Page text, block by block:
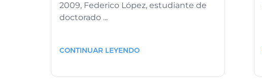
2009, Federico López, estudiante de
doctorado ...
CONTINUAR LEYENDO